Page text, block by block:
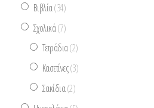
Βιβλία(34)
Σχολικά(7)
Τετράδια(2)
Κασετίνες(3)
Σακίδια(2)